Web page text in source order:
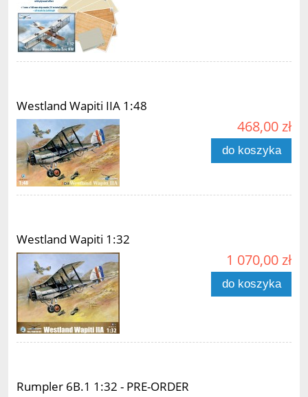
Westland Wapiti IIA 1:48
468,00 zł
do koszyka
Westland Wapiti 1:32
1 070,00 zł
do koszyka
Rumpler 6B.1 1:32 - PRE-ORDER